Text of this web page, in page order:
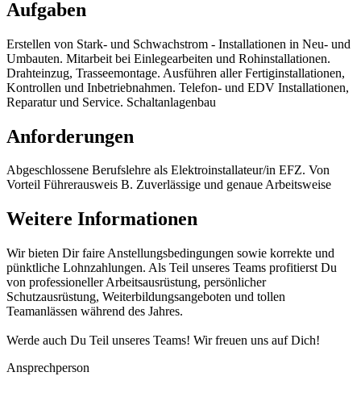
Aufgaben
Erstellen von Stark- und Schwachstrom - Installationen in Neu- und
Umbauten. Mitarbeit bei Einlegearbeiten und Rohinstallationen.
Drahteinzug, Trasseemontage. Ausführen aller Fertiginstallationen,
Kontrollen und Inbetriebnahmen. Telefon- und EDV Installationen,
Reparatur und Service. Schaltanlagenbau
Anforderungen
Abgeschlossene Berufslehre als Elektroinstallateur/in EFZ. Von
Vorteil Führerausweis B. Zuverlässige und genaue Arbeitsweise
Weitere Informationen
Wir bieten Dir faire Anstellungsbedingungen sowie korrekte und
pünktliche Lohnzahlungen. Als Teil unseres Teams profitierst Du
von professioneller Arbeitsausrüstung, persönlicher
Schutzausrüstung, Weiterbildungsangeboten und tollen
Teamanlässen während des Jahres.
Werde auch Du Teil unseres Teams! Wir freuen uns auf Dich!
Ansprechperson